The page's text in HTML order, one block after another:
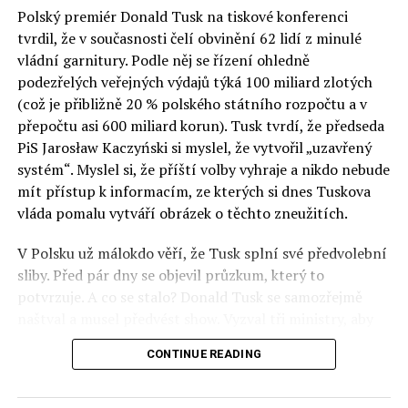
Otázky spojené s vývojem umělé inteligence budou na
fóru AI zvláště diskutovanou oblastí. Fórum AI bude
zahrnovat vyhrazenou tematickou trať skládající se z
panelů, prezentací, workshopů a speciálních akcí.
Budou diskutovány klíčové otázky vlivu umělé
inteligence ve společnosti, ale i v sektoru veřejných a
komerčních služeb. Budou se diskutovat problémy a
výzvy, kterým bude muset trh čelit tváří v tvář zásadním
technologickým změnám. Účastníci fóra také zváží, do
technologií umělé inteligence v mnoha oblastech života
umožní Evropské unii obnovit konkurenceschopnost ve
vztahu ke globálním ekonomikám a nutnosti zajistit
Polský premiér Donald Tusk na tiskové konferenci
tvrdil, že v současnosti čelí obvinění 62 lidí z minulé
vládní garnitury. Podle něj se řízení ohledně
podezřelých veřejných výdajů týká 100 miliard zlotých
(což je přibližně 20 % polského státního rozpočtu a v
přepočtu asi 600 miliard korun). Tusk tvrdí, že předseda
PiS Jarosław Kaczyński si myslel, že vytvořil „uzavřený
systém“. Myslel si, že příští volby vyhraje a nikdo nebude
mít přístup k informacím, ze kterých si dnes Tuskova
vláda pomalu vytváří obrázek o těchto zneužitích.
V Polsku už málokdo věří, že Tusk splní své předvolební
sliby. Před pár dny se objevil průzkum, který to
potvrzuje. A co se stalo? Donald Tusk se samozřejmě
před kamerami podepsali dohodu o stíhání členů PiS, a
ti poslušně ono divadlo předvedli. Andrzej Domański
CONTINUE READING